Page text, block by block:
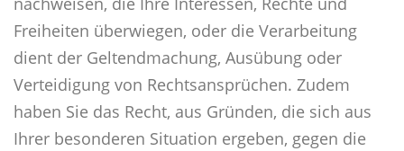
Freiheiten überwiegen, oder die Verarbeitung
dient der Geltendmachung, Ausübung oder
Verteidigung von Rechtsansprüchen. Zudem
haben Sie das Recht, aus Gründen, die sich aus
Ihrer besonderen Situation ergeben, gegen die